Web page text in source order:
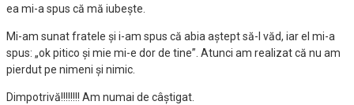
ea mi-a spus că mă iubește.
Mi-am sunat fratele și i-am spus că abia aștept să-l văd, iar el mi-a
spus: „ok pitico și mie mi-e dor de tine”. Atunci am realizat că nu am
pierdut pe nimeni și nimic.
Dimpotrivă!!!!!!!! Am numai de câștigat.